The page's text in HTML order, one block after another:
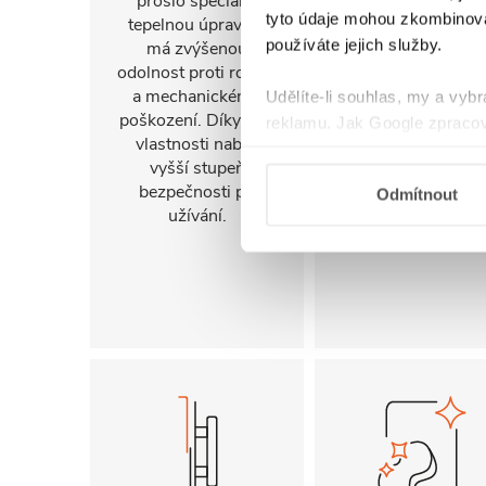
tyto údaje mohou
používáte jejich služby.
Udělíte-li souhlas, my a
reklamu. Jak Google
Odmítnout
tepelnou úpravou,
má zvýšenou
odolnost proti rozbití
a mechanickému
poškození. Díky této
vlastnosti nabízí
vyšší stupeň
bezpečnosti při
užívání.
sprchový kout
snadno přizpůsobí
uspořádání
a jejím